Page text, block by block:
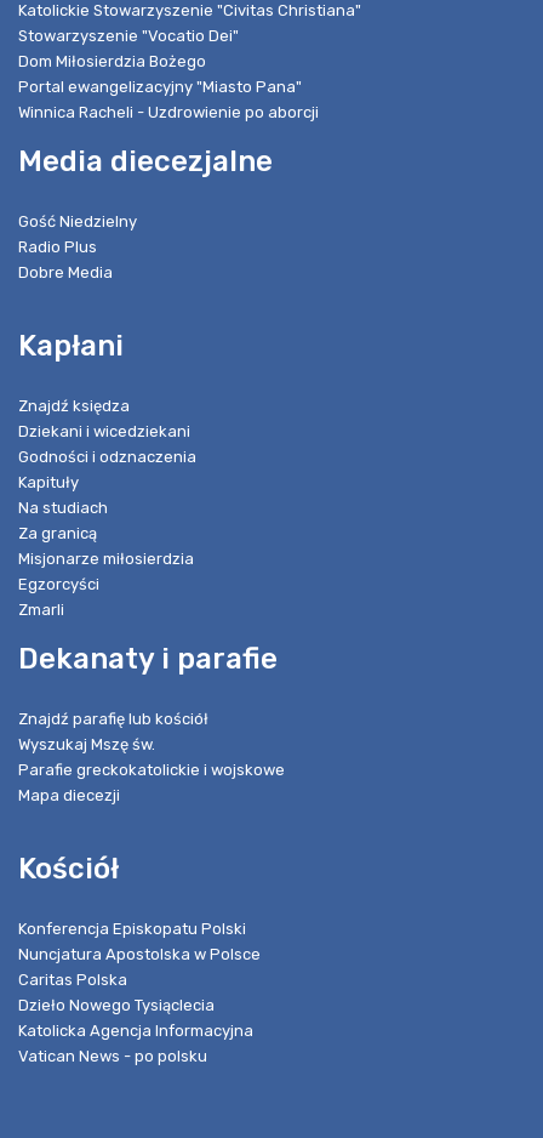
Katolickie Stowarzyszenie "Civitas Christiana"
Stowarzyszenie "Vocatio Dei"
Dom Miłosierdzia Bożego
Portal ewangelizacyjny "Miasto Pana"
Winnica Racheli - Uzdrowienie po aborcji
Media diecezjalne
Gość Niedzielny
Radio Plus
Dobre Media
Kapłani
Znajdź księdza
Dziekani i wicedziekani
Godności i odznaczenia
Kapituły
Na studiach
Za granicą
Misjonarze miłosierdzia
Egzorcyści
Zmarli
Dekanaty i parafie
Znajdź parafię lub kościół
Wyszukaj Mszę św.
Parafie greckokatolickie i wojskowe
Mapa diecezji
Kościół
Konferencja Episkopatu Polski
Nuncjatura Apostolska w Polsce
Caritas Polska
Dzieło Nowego Tysiąclecia
Katolicka Agencja Informacyjna
Vatican News - po polsku